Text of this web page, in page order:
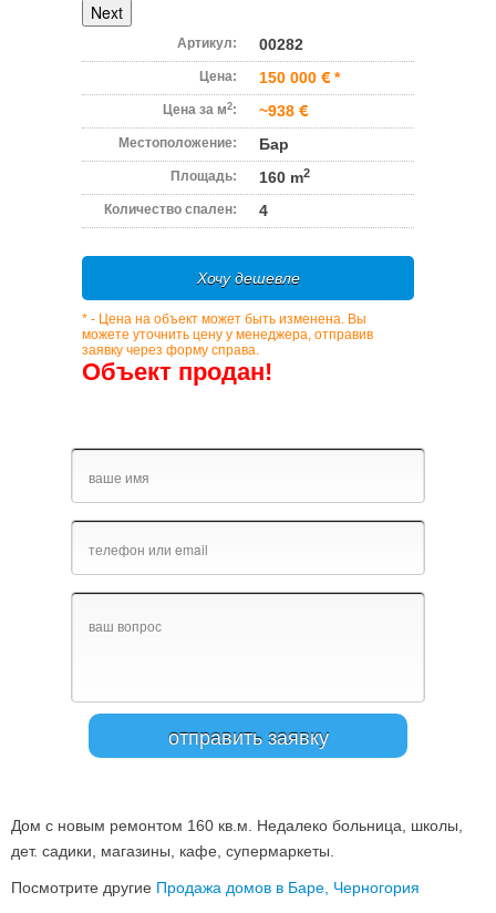
Next
Артикул: 00282
Цена: 150 000 *
Цена за м2: ~938
Местоположение: Бар
Площадь: 160 m2
Количество спален: 4
Хочу дешевле
* - Цена на объект может быть изменена. Вы
можете уточнить цену у менеджера, отправив
заявку через форму справа.
Объект продан!
Дом с новым ремонтом 160 кв.м. Недалеко больница, школы,
дет. садики, магазины, кафе, супермаркеты.
Посмотрите другие Продажа домов в Баре, Черногория